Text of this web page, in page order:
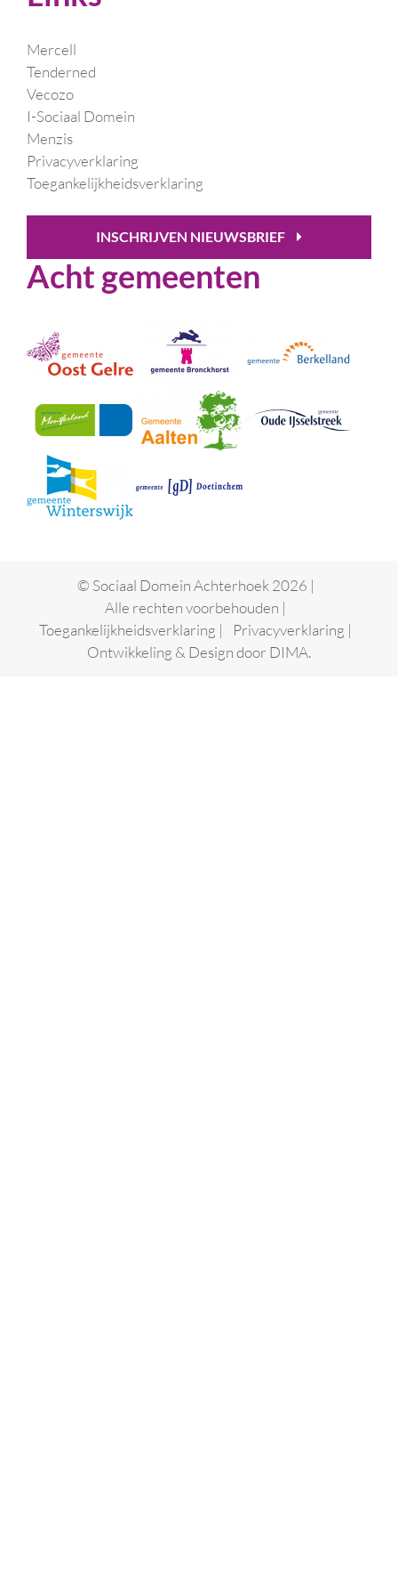
Mercell
Tenderned
Vecozo
I-Sociaal Domein
Menzis
Privacyverklaring
Toegankelijkheidsverklaring
INSCHRIJVEN NIEUWSBRIEF
Acht gemeenten
© Sociaal Domein Achterhoek 2026 |
Alle rechten voorbehouden |
Toegankelijkheidsverklaring | Privacyverklaring |
Ontwikkeling & Design door DIMA.